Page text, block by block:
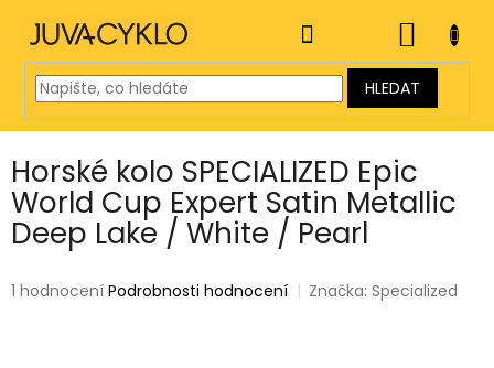
obsah
HLEDAT
KOŠÍK
Horské kolo SPECIALIZED Epic
World Cup Expert Satin Metallic
Deep Lake / White / Pearl
Průměrné
1 hodnocení Podrobnosti hodnocení Značka:Specialized